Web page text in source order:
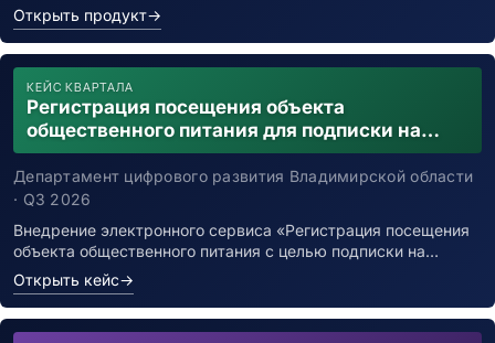
Открыть продукт→
КЕЙС КВАРТАЛА
Регистрация посещения объекта
общественного питания для подписки на
уведомления о возможном контакте с
заболевшим новой коронавирусной
инфекцией
Департамент цифрового развития Владимирской области
· Q3 2026
Внедрение электронного сервиса «Регистрация посещения
объекта общественного питания с целью подписки на…
Открыть кейс→